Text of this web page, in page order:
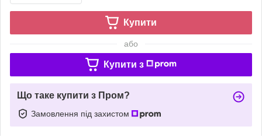
Купити
або
Купити з
Що таке купити з Пром?
Замовлення під захистом